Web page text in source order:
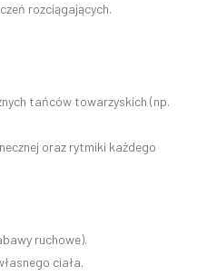
rozciągających.
tańców towarzyskich (np.
oraz rytmiki każdego
ruchowe).
ciała.